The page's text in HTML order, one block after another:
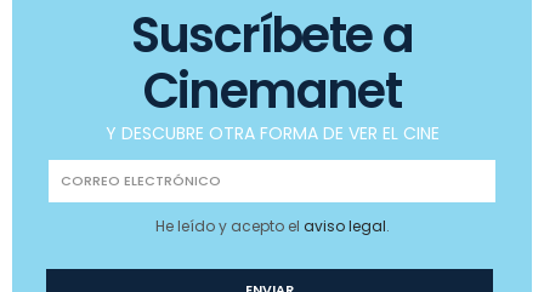
Suscríbete a
Cinemanet
Y DESCUBRE OTRA FORMA DE VER EL CINE
He leído y acepto el aviso legal.